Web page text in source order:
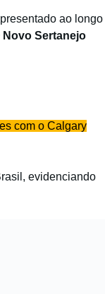
ao longo
Novo Sertanejo
com o Calgary
evidenciando